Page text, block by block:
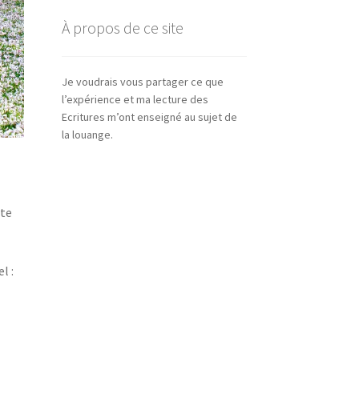
:
À propos de ce site
Je voudrais vous partager ce que
l’expérience et ma lecture des
Ecritures m’ont enseigné au sujet de
la louange.